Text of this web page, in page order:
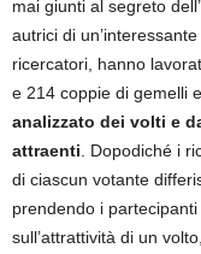
mai giunti al segreto
autrici di
ricercatori, hanno
e 214 coppie di gemelli
analizzato dei volti e
attraenti . Dopodiché i
di ciascun votante
prendendo i
sull’attrattività di un